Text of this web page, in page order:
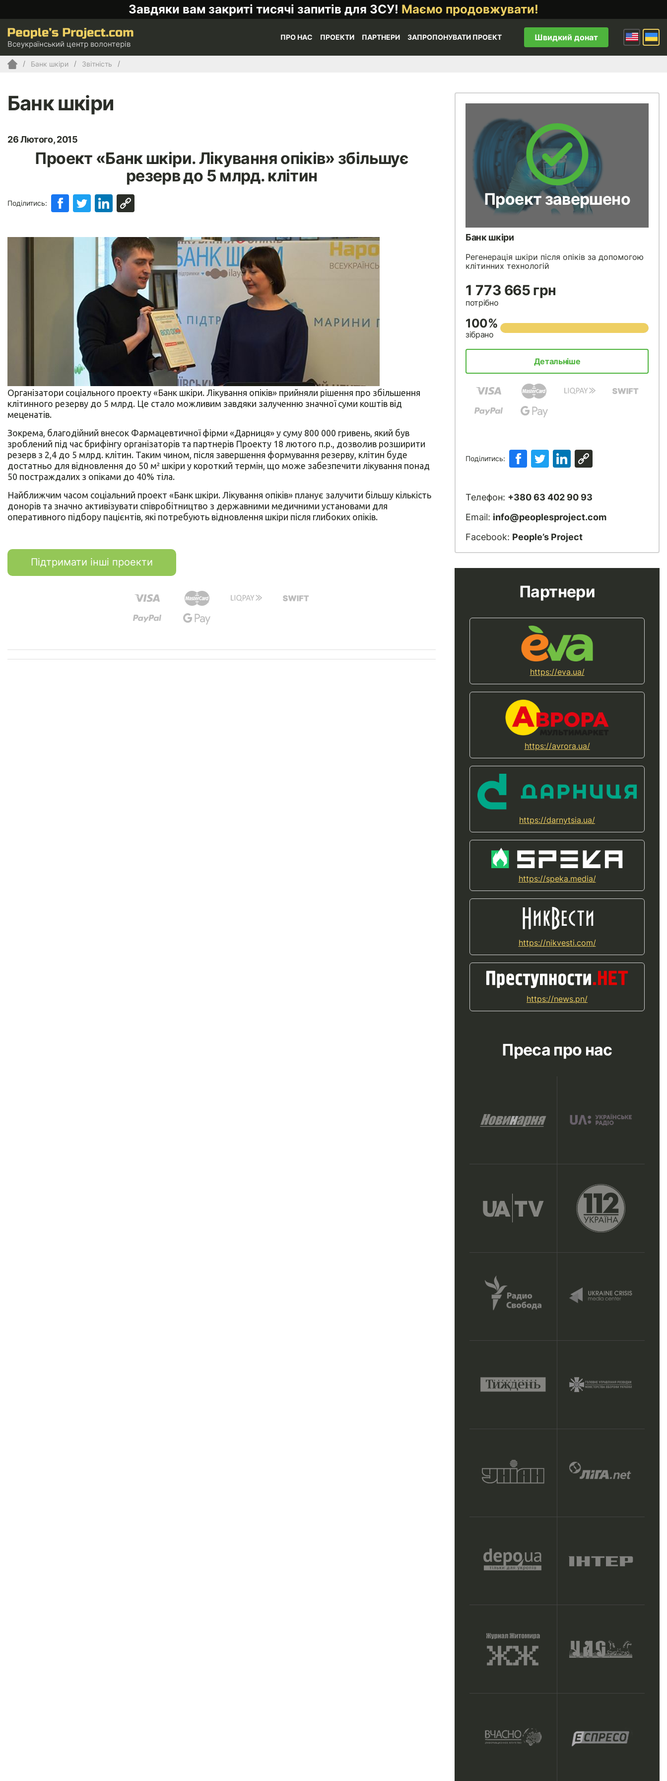
Завдяки вам закриті тисячі запитів для ЗСУ! Маємо продовжувати!
Всеукраїнський центр волонтерів
ПРО НАС ПРОЕКТИ ПАРТНЕРИ ЗАПРОПОНУВАТИ ПРОЕКТ Швидкий донат
Банк шкіри Звітність
Банк шкіри
26 Лютого, 2015
Проект «Банк шкіри. Лікування опіків» збільшує
резерв до 5 млрд. клітин
Поділитись:
Організатори соціального проекту «Банк шкіри. Лікування опіків» прийняли рішення про збільшення
клітинного резерву до 5 млрд. Це стало можливим завдяки залученню значної суми коштів від
меценатів.
Зокрема, благодійний внесок Фармацевтичної фірми «Дарниця» у суму 800 000 гривень, який був
зроблений під час брифінгу організаторів та партнерів Проекту 18 лютого п.р., дозволив розширити
резерв з 2,4 до 5 млрд. клітин. Таким чином, після завершення формування резерву, клітин буде
достатньо для відновлення до 50 м² шкіри у короткий термін, що може забезпечити лікування понад
50 постраждалих з опіками до 40% тіла.
Найближчим часом соціальний проект «Банк шкіри. Лікування опіків» планує залучити більшу кількість
донорів та значно активізувати співробітництво з державними медичними установами для
оперативного підбору пацієнтів, які потребують відновлення шкіри після глибоких опіків.
Підтримати інші проекти
Проект завершено
Банк шкіри
Регенерація шкіри після опіків за допомогою
клітинних технологій
1 773 665 грн
потрібно
100%
зібрано
Детальніше
Поділитись:
Телефон: +380 63 402 90 93
Email: info@peoplesproject.com
Facebook: People’s Project
Партнери
https://eva.ua/
https://avrora.ua/
https://darnytsia.ua/
https://speka.media/
https://nikvesti.com/
https://news.pn/
Преса про нас